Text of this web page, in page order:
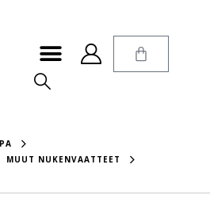
MUUT NUKENVAATTEET